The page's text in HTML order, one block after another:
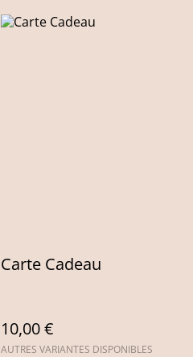
Carte Cadeau
10,00 €
AUTRES VARIANTES DISPONIBLES